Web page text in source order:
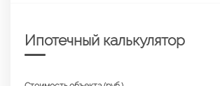
Ипотечный калькулятор